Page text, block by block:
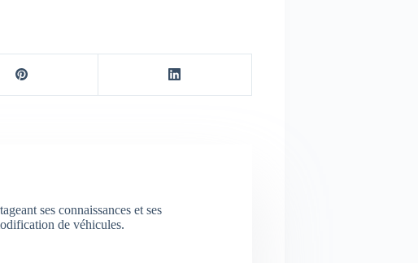
ses connaissances et ses
de véhicules.